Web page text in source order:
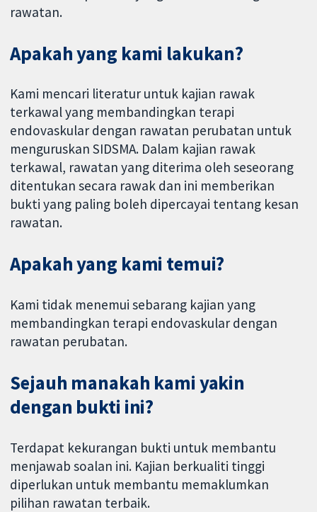
rawatan.
Apakah yang kami lakukan?
Kami mencari literatur untuk kajian rawak
terkawal yang membandingkan terapi
endovaskular dengan rawatan perubatan untuk
menguruskan SIDSMA. Dalam kajian rawak
terkawal, rawatan yang diterima oleh seseorang
ditentukan secara rawak dan ini memberikan
bukti yang paling boleh dipercayai tentang kesan
rawatan.
Apakah yang kami temui?
Kami tidak menemui sebarang kajian yang
membandingkan terapi endovaskular dengan
rawatan perubatan.
Sejauh manakah kami yakin
dengan bukti ini?
Terdapat kekurangan bukti untuk membantu
menjawab soalan ini. Kajian berkualiti tinggi
diperlukan untuk membantu memaklumkan
pilihan rawatan terbaik.